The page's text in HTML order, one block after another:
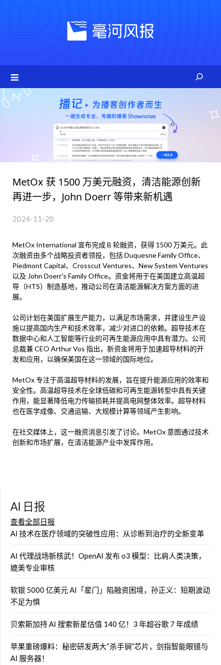
MetOx 获 1500 万美元融资，清洁能源创新
再进一步，John Doerr 等带来新机遇
2024-11-20
MetOx International 宣布完成 B 轮融资，获得 1500 万美元。此
次融资由多个战略投资者领投，包括 Duquesne Family Office、
Piedmont Capital、Crosscut Ventures、New System Ventures
以及 John Doerr's Family Office。资金将用于在美国建立高温超
导（HTS）制造基地，推动公司在清洁能源解决方案方面的进
展。
公司计划在美国扩展生产能力，以满足市场需求，并建设生产设
施以提高国内生产和技术效率，减少对进口的依赖。超导技术在
数据中心和人工智能等行业的可再生能源应用中具有潜力。公司
总裁兼 CEO Arthur Vos 指出，新资金将用于加速超导材料的开
发和应用，以确保美国在这一领域的国际地位。
MetOx 专注于高温超导材料的发展，旨在提升能源应用的效率和
安全性。高温超导技术在全球低碳和可再生能源转型中具有关键
作用，能显著降低电力传输损耗并提高电网整体效率。超导材料
也在医学成像、交通运输、大规模计算等领域产生影响。
在社交媒体上，这一融资消息引发了讨论。MetOx 意图通过技术
创新和市场扩展，在清洁能源产业中发挥作用。
AI 日报
查看全部日报
AI 技术在医疗领域的突破性应用：从诊断到治疗的全新变革
AI 代理战场新核武！OpenAI 发布 o3 模型：比肩人类决策，
媲美专业审核
软银 5000 亿美元 AI「星门」陷融资困境，孙正义：短期波动
不足为惧
贝索斯加持 AI 搜索新星估值 140 亿！3 年超谷歌 7 年成绩
苹果重磅爆料：秘密研发两大“杀手锏”芯片，剑指智能眼镜与
AI 服务器！